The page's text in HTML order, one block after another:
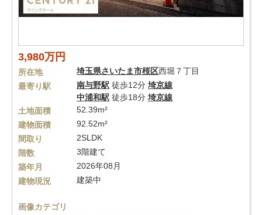
3,980万円
所在地 埼玉県さいたま市桜区西堀７丁目
最寄り駅
南与野駅 徒歩12分 埼京線
中浦和駅 徒歩18分 埼京線
土地面積
52.39m²
建物面積
92.52m²
間取り
2SLDK
階数
3階建て
築年月
2026年08月
建物現況
建築中
画像カテゴリ